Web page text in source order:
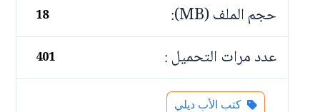
حجم الملف (MB): 18
عدد مرات التحميل : 401
كتب الأب ديلي